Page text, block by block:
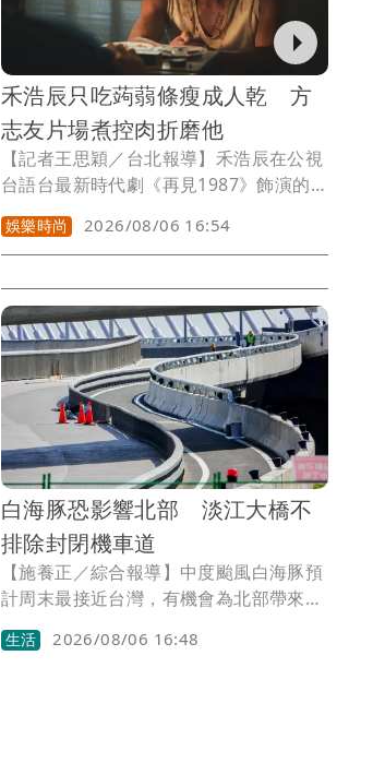
禾浩辰只吃蒟蒻條瘦成人乾 方
志友片場煮控肉折磨他
【記者王思穎／台北報導】禾浩辰在公視
台語台最新時代劇《再見1987》飾演的斯
文青年「張中銘」。演出守護愛情無比癡
心的犬系大暖男，每當看著方志友飾演的
「素芬」時，雙眼彷彿都有粉紅泡泡。為
了完美詮釋大時代下瘦弱、單純的文藝青
年中銘，在體態上進行了極大的調整，只
能嚴格節食啃蒟蒻條與地瓜。
娛樂時尚 2026/08/06 16:54
白海豚恐影響北部 淡江大橋不
排除封閉機車道
【施養正／綜合報導】中度颱風白海豚預
計周末最接近台灣，有機會為北部帶來強
風。交通部公路局公告表示，新北市淡江
大橋不排除自8月8日起，針對機車道、人
生活 2026/08/06 16:48